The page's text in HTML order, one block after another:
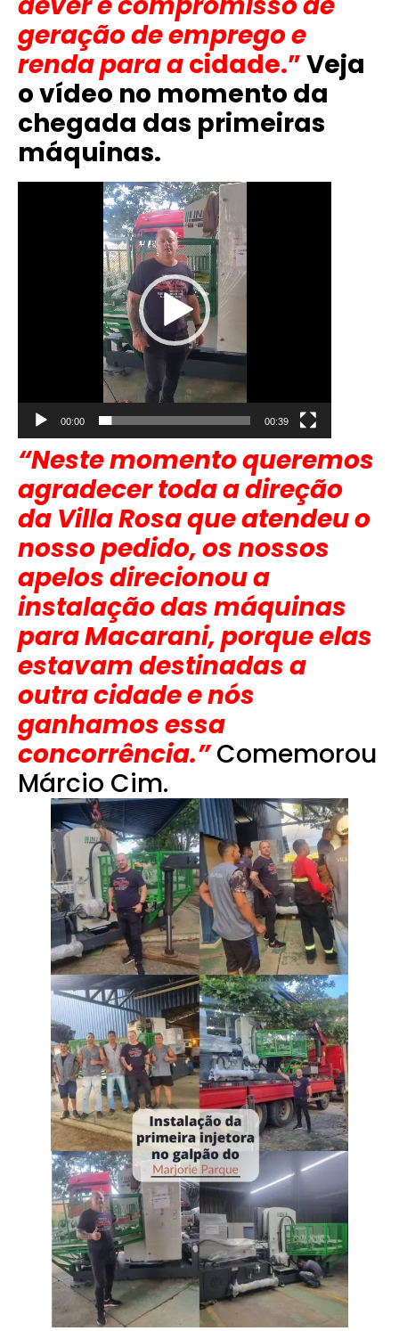
geração de emprego e
renda para acidade.”Veja
o vídeo no momento da
chegada das primeiras
máquinas.
Tocador
00:00 00:39
“Neste momento queremos
agradecer toda a direção
da Villa Rosa que atendeu o
nosso pedido, os nossos
apelos direcionou a
instalação das máquinas
para Macarani, porque elas
estavam destinadas a
outra cidade e nós
ganhamos essa
concorrência.”Comemorou
Márcio Cim.